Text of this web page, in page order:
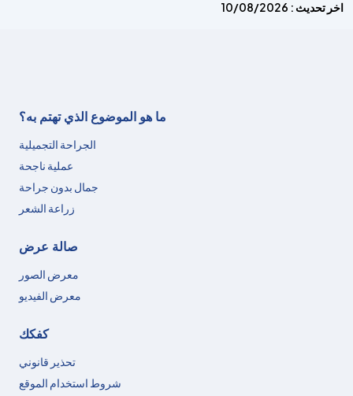
اخر تحديث : 10/08/2026
ما هو الموضوع الذي تهتم به؟
الجراحة التجميلية
عملية ناجحة
جمال بدون جراحة
زراعة الشعر
صالة عرض
معرض الصور
معرض الفيديو
كفكك
تحذير قانوني
شروط استخدام الموقع